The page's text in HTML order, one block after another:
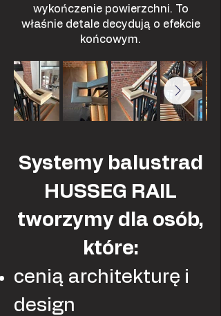
wykończenie powierzchni. To
właśnie detale decydują o efekcie
końcowym.
Systemy balustrad
HUSSEG RAIL
tworzymy dla osób,
które:
cenią architekturę i
design